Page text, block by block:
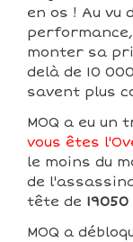
en os ! Au vu
monter sa
delà de 10
savent plus
MOQ a eu un
vous êtes
le moins du
de
tête de
MOQ a